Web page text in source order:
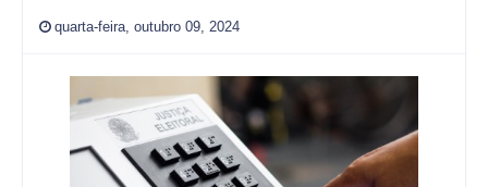
quarta-feira, outubro 09, 2024